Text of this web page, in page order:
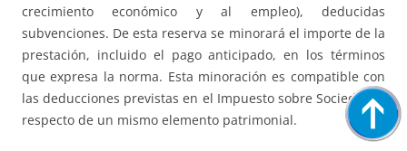
crecimiento económico y al empleo), deducidas
subvenciones. De esta reserva se minorará el importe de la
prestación, incluido el pago anticipado, en los términos
que expresa la norma. Esta minoración es compatible con
las deducciones previstas en el Impuesto sobre Sociedades
respecto de un mismo elemento patrimonial.